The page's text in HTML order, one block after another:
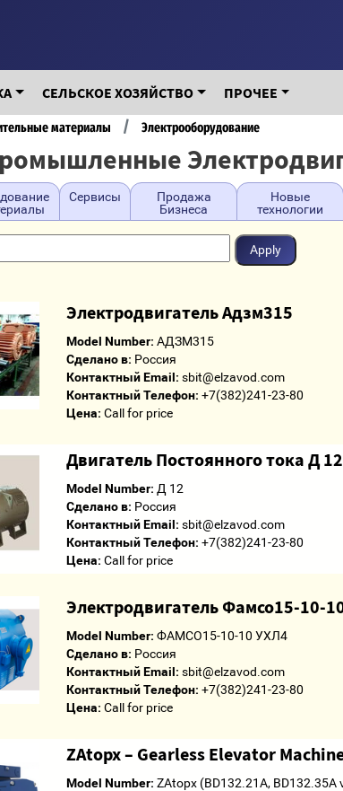
СЕЛЬСКОЕ ХОЗЯЙСТВО ПРОЧЕЕ
материалы Электрооборудование
Сервисы
Продажа
Бизнеса
Новые
технологии
Электродвигатель Адзм315
Model Number: АДЗМ315
Сделано в: Россия
Контактный Email: sbit@elzavod.com
Контактный Телефон: +7(382)241-23-80
Цена: Call for price
Двигатель Постоянного тока Д 12
Model Number: Д 12
Сделано в: Россия
Контактный Email: sbit@elzavod.com
Контактный Телефон: +7(382)241-23-80
Цена: Call for price
Электродвигатель Фамсо15-10-
Model Number: ФАМСО15-10-10 УХЛ4
Сделано в: Россия
Контактный Email: sbit@elzavod.com
Контактный Телефон: +7(382)241-23-80
Цена: Call for price
ZAtopx – Gearless Elevator
Model Number: ZAtopx (BD132.21A, BD132.35A